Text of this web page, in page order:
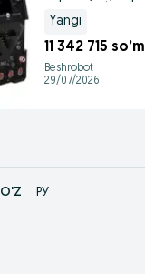
Yangi
11 342 715 so’m
Beshrobot
29/07/2026
O'Z РУ